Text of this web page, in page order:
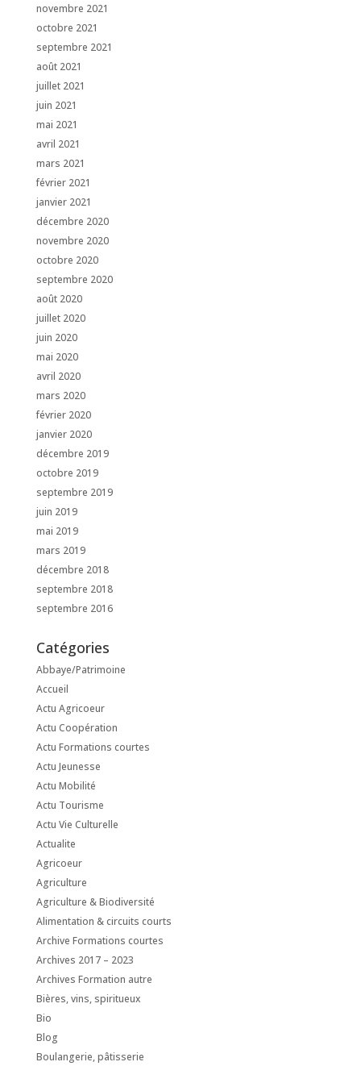
novembre 2021
octobre 2021
septembre 2021
août 2021
juillet 2021
juin 2021
mai 2021
avril 2021
mars 2021
février 2021
janvier 2021
décembre 2020
novembre 2020
octobre 2020
septembre 2020
août 2020
juillet 2020
juin 2020
mai 2020
avril 2020
mars 2020
février 2020
janvier 2020
décembre 2019
octobre 2019
septembre 2019
juin 2019
mai 2019
mars 2019
décembre 2018
septembre 2018
septembre 2016
Catégories
Abbaye/Patrimoine
Accueil
Actu Agricoeur
Actu Coopération
Actu Formations courtes
Actu Jeunesse
Actu Mobilité
Actu Tourisme
Actu Vie Culturelle
Actualite
Agricoeur
Agriculture
Agriculture & Biodiversité
Alimentation & circuits courts
Archive Formations courtes
Archives 2017 – 2023
Archives Formation autre
Bières, vins, spiritueux
Bio
Blog
Boulangerie, pâtisserie